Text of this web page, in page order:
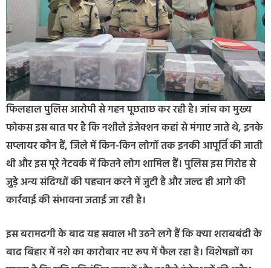
फिलहाल पुलिस आरोपी से गहन पूछताछ कर रही है। जांच का मुख्य
फोकस इस बात पर है कि नशीले इंजेक्शन कहां से मंगाए जाते थे, इनके
सप्लायर कौन हैं, जिले में किन-किन लोगों तक इनकी आपूर्ति की जाती
थी और इस पूरे नेटवर्क में कितने लोग शामिल हैं। पुलिस इस गिरोह से
जुड़े अन्य संदिग्धों की पहचान करने में जुटी है और जल्द ही आगे की
कार्रवाई की संभावना जताई जा रही है।
इस बरामदगी के बाद यह सवाल भी उठने लगे हैं कि क्या शराबबंदी के
बाद बिहार में नशे का कारोबार नए रूप में फैल रहा है। विशेषज्ञों का